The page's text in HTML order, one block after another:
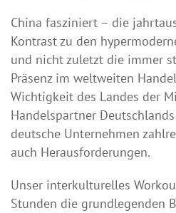
China fasziniert – die
Kontrast zu den
und nicht zuletzt die immer
Präsenz im weltweiten
Wichtigkeit des Landes der
Handelspartner
deutsche Unternehmen
auch Herausforderungen.
Unser interkulturelles
Stunden die grundlegenden